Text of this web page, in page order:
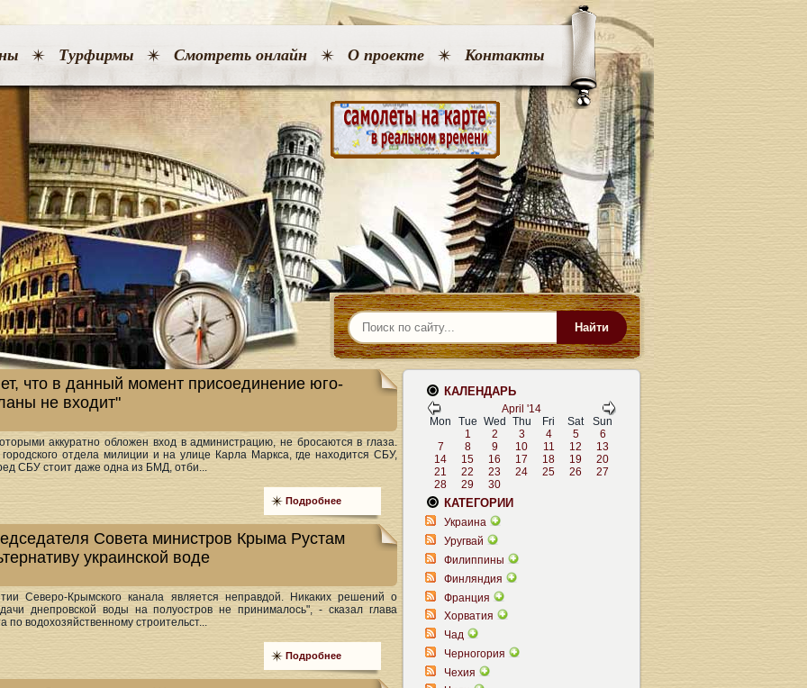
Турфирмы Смотреть онлайн О проекте Контакты
Найти
что в данный момент присоединение юго-
не входит"
аккуратно обложен вход в администрацию, не бросаются в глаза.
отдела милиции и на улице Карла Маркса, где находится СБУ,
СБУ стоит даже одна из БМД, отби...
Подробнее
Совета министров Крыма Рустам
украинской воде
Северо-Крымского канала является неправдой. Никаких решений о
днепровской воды на полуостров не принималось", - сказал глава
по водохозяйственному строительст...
Подробнее
КАЛЕНДАРЬ
April '14
Mon
Tue Wed Thu Fri Sat
Sun
1
2 3 4 5
6
7
8 9 10 11 12
13
14
15 16 17 18 19
20
21
22 23 24 25 26
27
28
29 30
КАТЕГОРИИ
Украина
Уругвай
Филиппины
Финляндия
Франция
Хорватия
Чад
Черногория
Чехия